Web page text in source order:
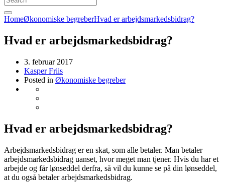
HomeØkonomiske begreberHvad er arbejdsmarkedsbidrag?
Hvad er arbejdsmarkedsbidrag?
3. februar 2017
Kasper Friis
Posted in Økonomiske begreber
Hvad er arbejdsmarkedsbidrag?
Arbejdsmarkedsbidrag er en skat, som alle betaler. Man betaler
arbejdsmarkedsbidrag uanset, hvor meget man tjener. Hvis du har et
arbejde og får lønseddel derfra, så vil du kunne se på din lønseddel,
at du også betaler arbejdsmarkedsbidrag.